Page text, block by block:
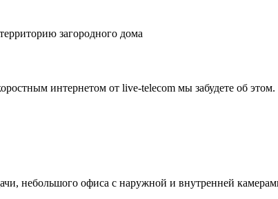
загородного дома
интернетом от live-telecom мы забудете об этом.
небольшого офиса с наружной и внутренней